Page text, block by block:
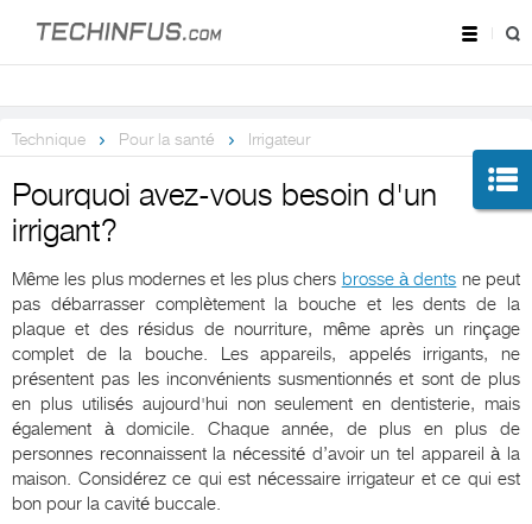
Technique Pour la santé Irrigateur
Pourquoi avez-vous besoin d'un
irrigant?
Même les plus modernes et les plus chers brosse à dents ne peut
pas débarrasser complètement la bouche et les dents de la
plaque et des résidus de nourriture, même après un rinçage
complet de la bouche. Les appareils, appelés irrigants, ne
présentent pas les inconvénients susmentionnés et sont de plus
en plus utilisés aujourd'hui non seulement en dentisterie, mais
également à domicile. Chaque année, de plus en plus de
personnes reconnaissent la nécessité d’avoir un tel appareil à la
maison. Considérez ce qui est nécessaire irrigateur et ce qui est
bon pour la cavité buccale.